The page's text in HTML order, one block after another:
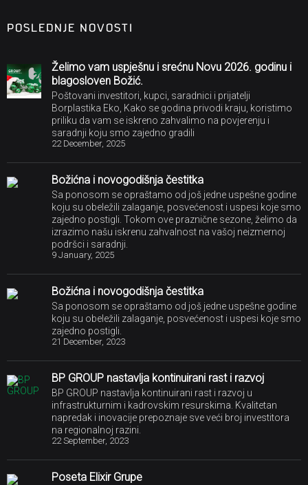
POSLEDNJE NOVOSTI
Želimo vam uspješnu i srećnu Novu 2026. godinu i
blagosloven Božić.
Poštovani investitori, kupci, saradnici i prijatelji
Borplastika Eko, Kako se godina privodi kraju, koristimo
priliku da vam se iskreno zahvalimo na povjerenju i
saradnji koju smo zajedno gradili
22 December, 2025
Božićna i novogodišnja čestitka
Sa ponosom se opraštamo od još jedne uspešne godine
koju su obeležili zalaganje, posvećenost i uspesi koje smo
zajedno postigli. Tokom ove praznične sezone, želimo da
izrazimo našu iskrenu zahvalnost na vašoj neizmernoj
podršci i saradnji.
9 January, 2025
Božićna i novogodišnja čestitka
Sa ponosom se opraštamo od još jedne uspešne godine
koju su obeležili zalaganje, posvećenost i uspesi koje smo
zajedno postigli.
21 December, 2023
BP GROUP nastavlja kontinuirani rast i razvoj
BP GROUP nastavlja kontinuirani rast i razvoj u
infrastrukturnim i kadrovskim resurskima. Kvalitetan
napredak i inovacije prepoznaje sve veći broj investitora
na regionalnoj razini.
22 September, 2023
Poseta Elixir Grupe